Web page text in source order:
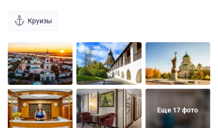
Круизы
Еще 17 фото